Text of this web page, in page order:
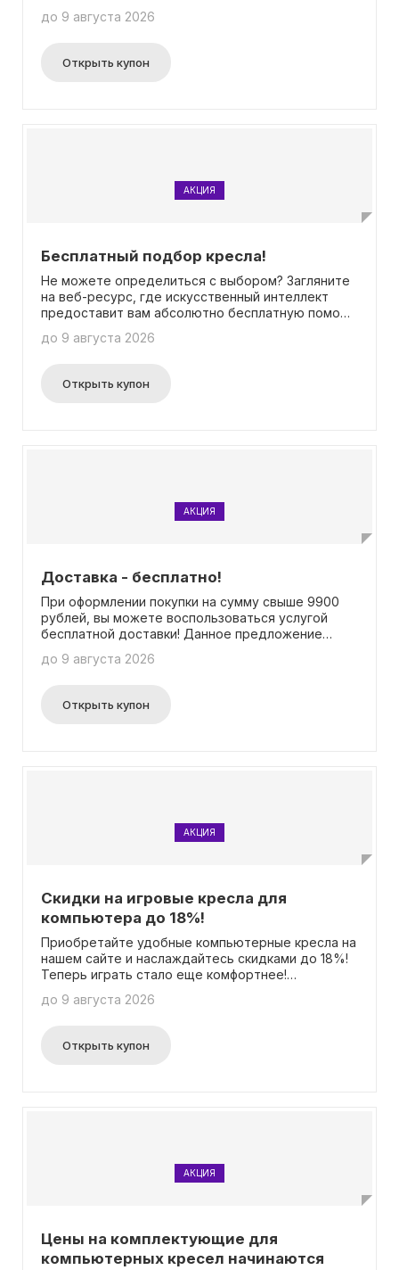
вводить промокод для получения скидки.
до 9 августа 2026
Открыть купон
АКЦИЯ
Бесплатный подбор кресла!
Не можете определиться с выбором? Загляните
на веб-ресурс, где искусственный интеллект
предоставит вам абсолютно бесплатную помощь
необходимости вводить промокод.
до 9 августа 2026
Открыть купон
АКЦИЯ
Доставка - бесплатно!
При оформлении покупки на сумму свыше 9900
рублей, вы можете воспользоваться услугой
бесплатной доставки! Данное предложение
Московской Кольцевой Автодороги (МКАД) и
Автодороги (КАД). Подробнее информацию
можно найти на странице акции. Примечательно,
до 9 августа 2026
Открыть купон
АКЦИЯ
Скидки на игровые кресла для
компьютера до 18%!
Приобретайте удобные компьютерные кресла на
нашем сайте и наслаждайтесь скидками до 18%!
Теперь играть стало еще комфортнее!
до 9 августа 2026
Открыть купон
АКЦИЯ
Цены на комплектующие для
компьютерных кресел начинаются